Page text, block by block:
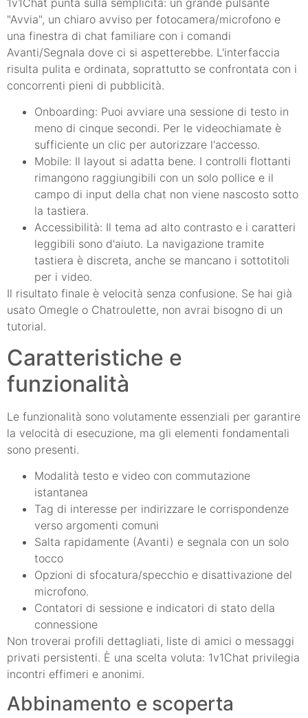
"Avvia", un chiaro avviso per fotocamera/microfono e
una finestra di chat familiare con i comandi
Avanti/Segnala dove ci si aspetterebbe. L'interfaccia
risulta pulita e ordinata, soprattutto se confrontata con i
concorrenti pieni di pubblicità.
Onboarding: Puoi avviare una sessione di testo in
meno di cinque secondi. Per le videochiamate è
sufficiente un clic per autorizzare l'accesso.
Mobile: Il layout si adatta bene. I controlli flottanti
rimangono raggiungibili con un solo pollice e il
campo di input della chat non viene nascosto sotto
la tastiera.
Accessibilità: Il tema ad alto contrasto e i caratteri
leggibili sono d'aiuto. La navigazione tramite
tastiera è discreta, anche se mancano i sottotitoli
per i video.
Il risultato finale è velocità senza confusione. Se hai già
usato Omegle o Chatroulette, non avrai bisogno di un
tutorial.
Caratteristiche e
funzionalità
Le funzionalità sono volutamente essenziali per garantire
la velocità di esecuzione, ma gli elementi fondamentali
sono presenti.
Modalità testo e video con commutazione
istantanea
Tag di interesse per indirizzare le corrispondenze
verso argomenti comuni
Salta rapidamente (Avanti) e segnala con un solo
tocco
Opzioni di sfocatura/specchio e disattivazione del
microfono.
Contatori di sessione e indicatori di stato della
connessione
Non troverai profili dettagliati, liste di amici o messaggi
privati persistenti. È una scelta voluta: 1v1Chat privilegia
incontri effimeri e anonimi.
Abbinamento e scoperta